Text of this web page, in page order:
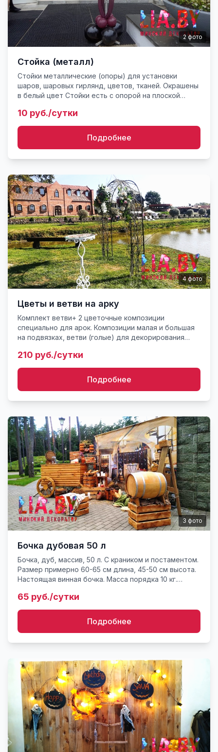
2 фото
Стойка (металл)
Стойки металлические (опоры) для установки
шаров, шаровых гирлянд, цветов, тканей. Окрашены
в белый цвет Стойки есть с опорой на плоской
от 0,5 до ...
10 руб./сутки
Подробнее
4фото
Цветы и ветви на арку
Комплект ветви+ 2 цветочные композиции
специально для арок. Композиции малая и большая
на подвязках, ветви (голые) для декорирования
уточняйте у консультант...
210 руб./сутки
Подробнее
3 фото
Бочка дубовая 50 л
Бочка, дуб, массив, 50 л. С краником и постаментом.
Размер примерно 60-65 см длина, 45-50 см высота.
Настоящая винная бочка. Масса порядка 10 кг.
65 руб./сутки
Подробнее